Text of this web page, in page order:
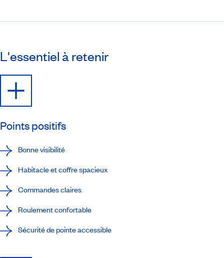
L'essentiel à retenir
Points positifs
Bonne visibilité
Habitacle et coffre spacieux
Commandes claires
Roulement confortable
Sécurité de pointe accessible